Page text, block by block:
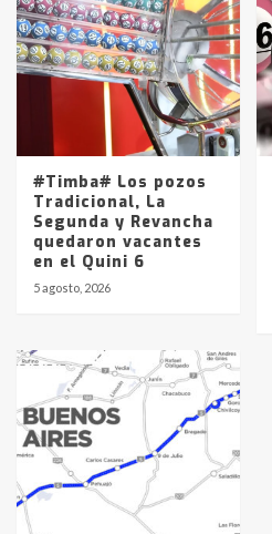
#Timba# Los pozos
Tradicional, La
Segunda y Revancha
quedaron vacantes
en el Quini 6
5 agosto, 2026